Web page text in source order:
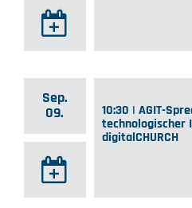
Sep.
09.
10:30 | AGIT-
technologischer
digitalCHURCH